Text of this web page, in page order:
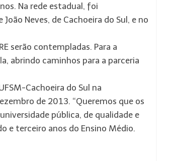
Na rede estadual, foi
Neves, de Cachoeira do Sul, e no
serão contempladas. Para a
abrindo caminhos para a parceria
Cachoeira do Sul na
de 2013. “Queremos que os
pública, de qualidade e
e terceiro anos do Ensino Médio.